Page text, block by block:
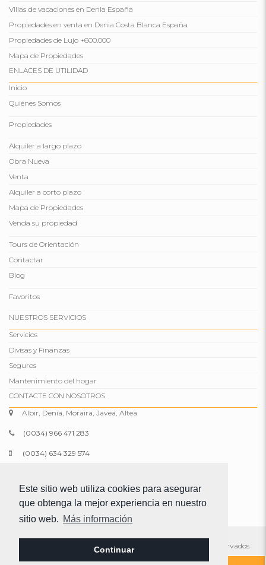
Este sitio web utiliza cookies para asegurar
que obtenga la mejor experiencia en nuestro
sitio web. Más información
Continuar
Villas de vacaciones en Denia España
Propiedades en venta en Denia Costa Blanca España
Propiedades de Lujo +600.000
Mapa de Propiedades
ENLACES DE UTILIDAD
Inicio
Quiénes Somos
Propiedades
Alquiler a largo plazo
Obra Nueva
Venta
Alquiler a corto plazo
Mapa de Propiedades
Venda su propiedad
Tours de Orientación
Contactar
Blog
Favoritos
NUESTROS SERVICIOS
Servicios
Divisas y Finanzas
Seguros
Mantenimiento del hogar
CONTACTE CON NOSOTROS
Albir, Denia, Moraira, Javea, Altea
(0034) 966 471 283
(0034) 634 329 574
www.comparepropertiesspain.com
© 2026 Compare Properties Spain S.L. Todos los derechos reservados